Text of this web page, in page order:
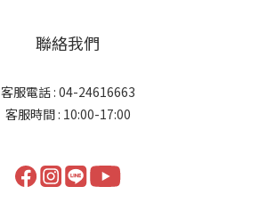
聯絡我們
客服電話 : 04-24616663
客服時間 : 10:00-17:00